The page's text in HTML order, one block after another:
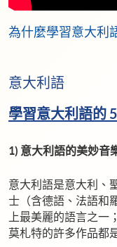
為什麼學習意大利
意大利語
學習意大利語的
1) 意大利語的美妙音
意大利語是意大利、
士（含德語、法語和
上最美麗的語言之一
莫札特的許多作品都